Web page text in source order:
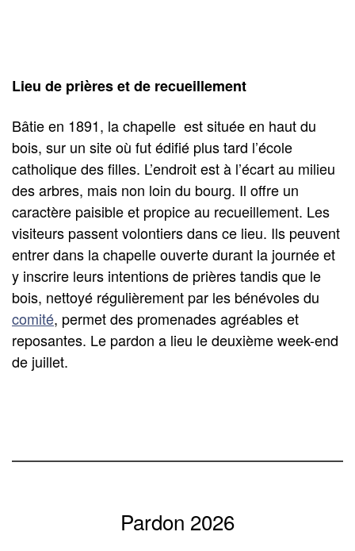
Lieu de prières et de recueillement
Bâtie en 1891, la chapelle est située en haut du
bois, sur un site où fut édifié plus tard l’école
catholique des filles. L’endroit est à l’écart au milieu
des arbres, mais non loin du bourg. Il offre un
caractère paisible et propice au recueillement. Les
visiteurs passent volontiers dans ce lieu. Ils peuvent
entrer dans la chapelle ouverte durant la journée et
y inscrire leurs intentions de prières tandis que le
bois, nettoyé régulièrement par les bénévoles du
comité, permet des promenades agréables et
reposantes. Le pardon a lieu le deuxième week-end
de juillet.
Pardon 2026